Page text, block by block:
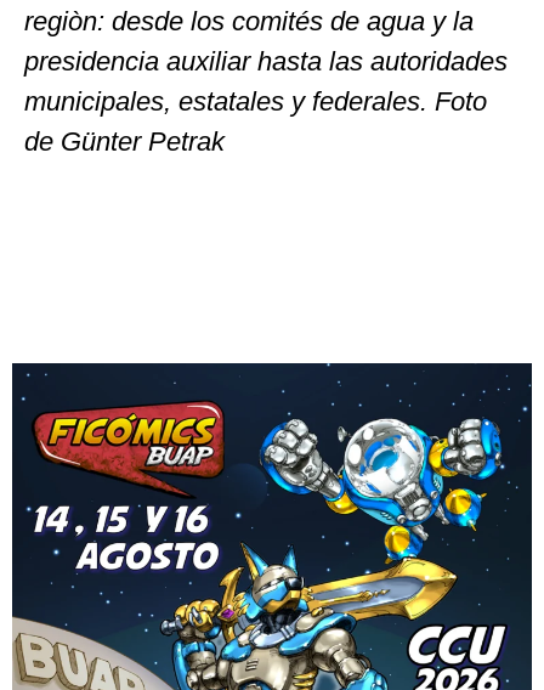
regiòn: desde los comités de agua y la
presidencia auxiliar hasta las autoridades
municipales, estatales y federales. Foto
de Günter Petrak